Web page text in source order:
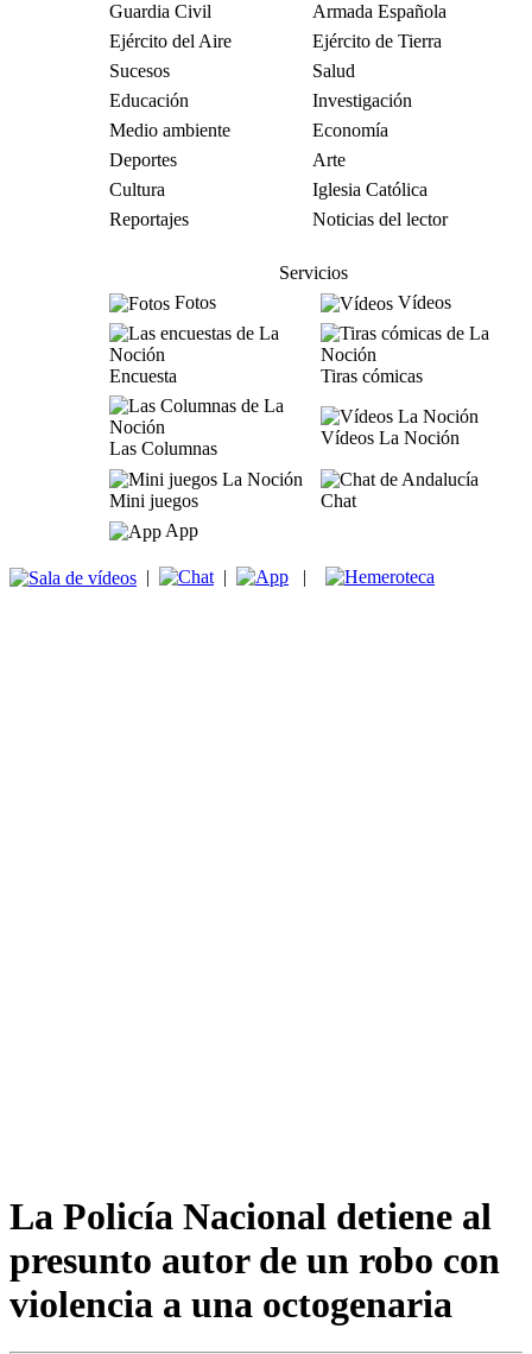
Guardia Civil
Armada Española
Ejército del Aire
Ejército de Tierra
Sucesos
Salud
Educación
Investigación
Medio ambiente
Economía
Deportes
Arte
Cultura
Iglesia Católica
Reportajes
Noticias del lector
Servicios
Fotos
Vídeos
Encuesta Tiras cómicas
Las Columnas
Vídeos La Noción
Mini juegos
Chat
App
| | |
La Policía Nacional detiene al
presunto autor de un robo con
violencia a una octogenaria